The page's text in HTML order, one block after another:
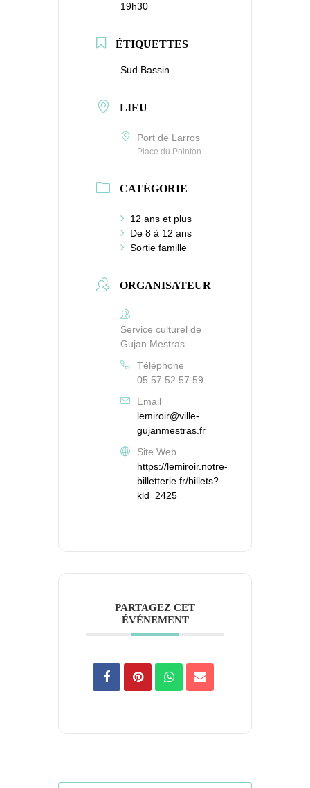
19h30
ÉTIQUETTES
Sud Bassin
LIEU
Port de Larros
Place du Pointon
CATÉGORIE
12 ans et plus
De 8 à 12 ans
Sortie famille
ORGANISATEUR
Service culturel de
Gujan Mestras
Téléphone
05 57 52 57 59
Email
lemiroir@ville-
gujanmestras.fr
Site Web
https://lemiroir.notre-
billetterie.fr/billets?
kld=2425
PARTAGEZ CET
ÉVÉNEMENT